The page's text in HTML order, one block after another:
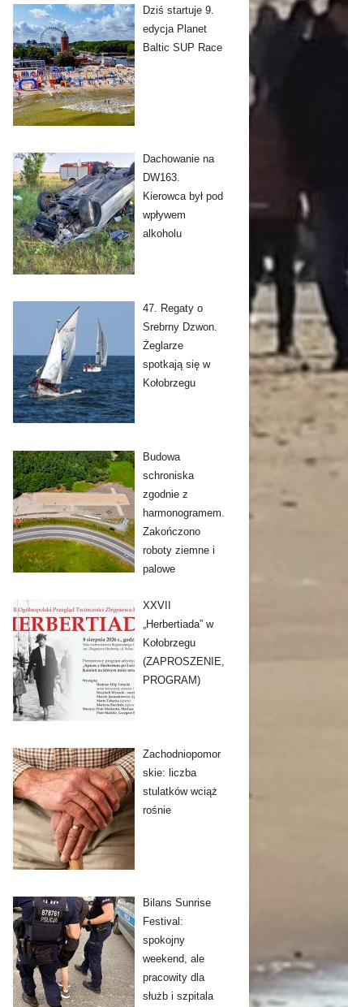
Dziś startuje 9.
edycja Planet
Baltic SUP Race
Dachowanie na
DW163.
Kierowca był pod
wpływem
alkoholu
47. Regaty o
Srebrny Dzwon.
Żeglarze
spotkają się w
Kołobrzegu
Budowa
schroniska
zgodnie z
harmonogramem.
Zakończono
roboty ziemne i
palowe
XXVII
„Herbertiada” w
Kołobrzegu
(ZAPROSZENIE,
PROGRAM)
Zachodniopomor
skie: liczba
stulatków wciąż
rośnie
Bilans Sunrise
Festival:
spokojny
weekend, ale
pracowity dla
służb i szpitala